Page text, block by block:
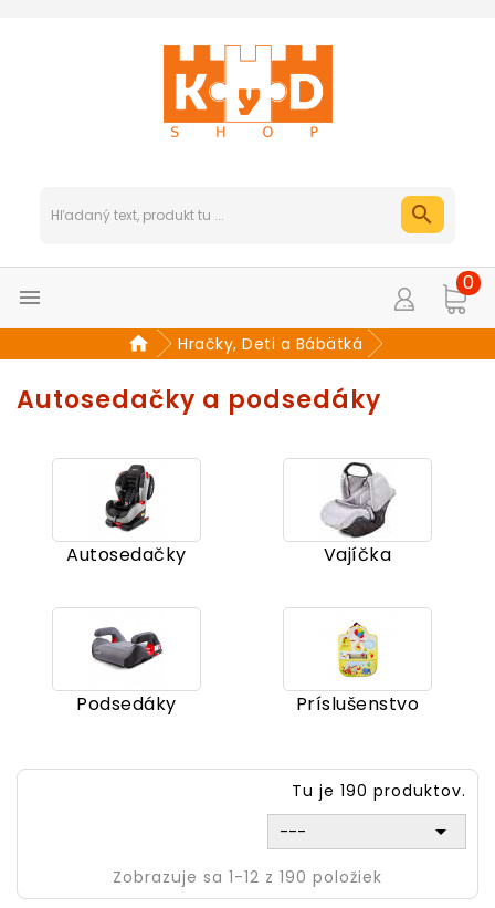

0
Hračky, Deti a Bábätká
Autosedačky a podsedáky
Autosedačky Vajíčka
Podsedáky Príslušenstvo
Tu je 190 produktov.
---

Zobrazuje sa 1-12 z 190 položiek